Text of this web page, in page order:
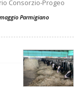
Consorzio-Progeo
Parmigiano